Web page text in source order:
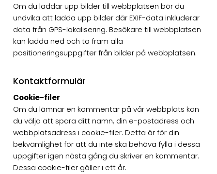
Om du laddar upp bilder till webbplatsen bör du
undvika att ladda upp bilder där EXIF-data inkluderar
data från GPS-lokalisering. Besökare till webbplatsen
kan ladda ned och ta fram alla
positioneringsuppgifter från bilder på webbplatsen.
Kontaktformulär
Cookie-filer
Om du lämnar en kommentar på vår webbplats kan
du välja att spara ditt namn, din e-postadress och
webbplatsadress i cookie-filer. Detta är för din
bekvämlighet för att du inte ska behöva fylla i dessa
uppgifter igen nästa gång du skriver en kommentar.
Dessa cookie-filer gäller i ett år.